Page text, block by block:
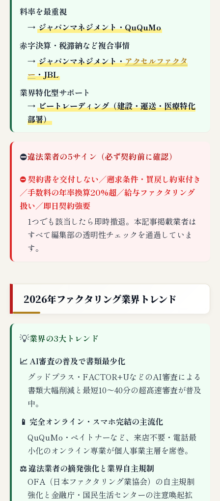
料率を最重視
→ジャパンマネジメント・QuQuMo
赤字決算・税滞納など複合事情
→ジャパンマネジメント・アクセルファクタ
ー・JBL
業界特化型サポート
→ビートレーディング（建設・運送・医療特化
部署）
⛔違法業者の5サイン（必ず契約前に確認）
⛔ 契約書を交付しない／遡求条件・買戻し約束付き
／手数料の年率換算20%超／給与ファクタリング
扱い／即日契約強要
1つでも該当したら即時撤退。本記事掲載業者は
すべて編集部の透明性チェックを通過していま
す。
2026年ファクタリング業界トレンド
💡業界の3大トレンド
📈 AI審査の普及で書類最少化
グッドプラス・FACTOR+UなどのAI審査による
書類大幅削減と最短10〜40分の超高速審査が普及
中。
📱 完全オンライン・スマホ完結の主流化
QuQuMo・ペイトナーなど、来店不要・電話最
小化のオンライン専業が個人事業主層を席巻。
⚖ 違法業者の摘発強化と業界自主規制
OFA（日本ファクタリング業協会）の自主規制
強化と金融庁・国民生活センターの注意喚起拡